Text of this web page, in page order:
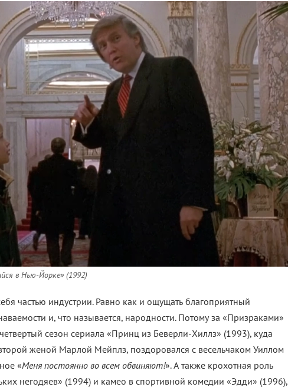
в Нью-Йорке» (1992)
частью индустрии. Равно как и ощущать благоприятный
и, что называется, народности. Потому за «Призраками»
сезон сериала «Принц из Беверли-Хиллз» (1993), куда
женой Марлой Мейплз, поздоровался с весельчаком Уиллом
«Меня постоянно во всем обвиняют!». А также крохотная роль
негодяев» (1994) и камео в спортивной комедии «Эдди» (1996),